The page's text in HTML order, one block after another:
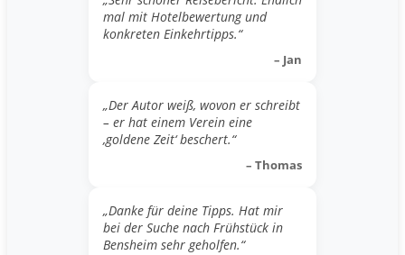
mal mit Hotelbewertung und
konkreten Einkehrtipps.“
– Jan
„Der Autor weiß, wovon er schreibt
– er hat einem Verein eine
‚goldene Zeit‘ beschert.“
– Thomas
„Danke für deine Tipps. Hat mir
bei der Suche nach Frühstück in
Bensheim sehr geholfen.“